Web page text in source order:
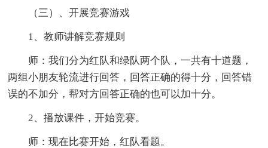
（三）、开展竞赛游戏
1、教师讲解竞赛规则
师：我们分为红队和绿队两个队，一共有十道题，
两组小朋友轮流进行回答，回答正确的得十分，回答错
误的不加分，帮对方回答正确的也可以加十分。
2、播放课件，开始竞赛。
师：现在比赛开始，红队看题。